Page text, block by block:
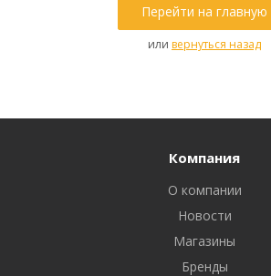
Перейти на главную
или вернуться назад
Компания
О компании
Новости
Магазины
Бренды